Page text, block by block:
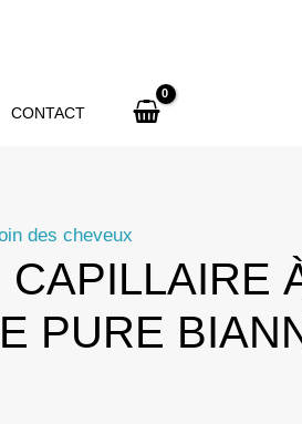
CONTACT
des cheveux
CAPILLAIRE
PURE